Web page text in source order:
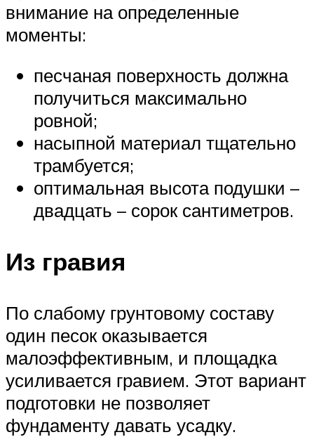
внимание на определенные
моменты:
песчаная поверхность должна
получиться максимально
ровной;
насыпной материал тщательно
трамбуется;
оптимальная высота подушки –
двадцать – сорок сантиметров.
Из гравия
По слабому грунтовому составу
один песок оказывается
малоэффективным, и площадка
усиливается гравием. Этот вариант
подготовки не позволяет
фундаменту давать усадку.